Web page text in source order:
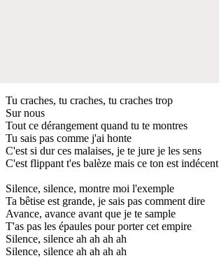
Tu craches, tu craches, tu craches trop
Sur nous
Tout ce dérangement quand tu te montres
Tu sais pas comme j'ai honte
C'est si dur ces malaises, je te jure je les sens
C'est flippant t'es balèze mais ce ton est indécent
Silence, silence, montre moi l'exemple
Ta bêtise est grande, je sais pas comment dire
Avance, avance avant que je te sample
T'as pas les épaules pour porter cet empire
Silence, silence ah ah ah ah
Silence, silence ah ah ah ah